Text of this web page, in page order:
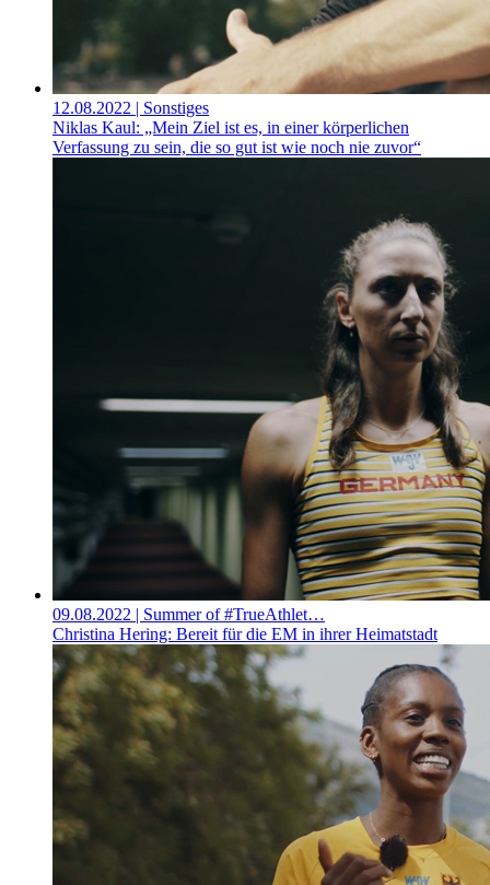
12.08.2022 | Sonstiges
Niklas Kaul: „Mein Ziel ist es, in einer körperlichen
Verfassung zu sein, die so gut ist wie noch nie zuvor“
09.08.2022 | Summer of #TrueAthlet…
Christina Hering: Bereit für die EM in ihrer Heimatstadt